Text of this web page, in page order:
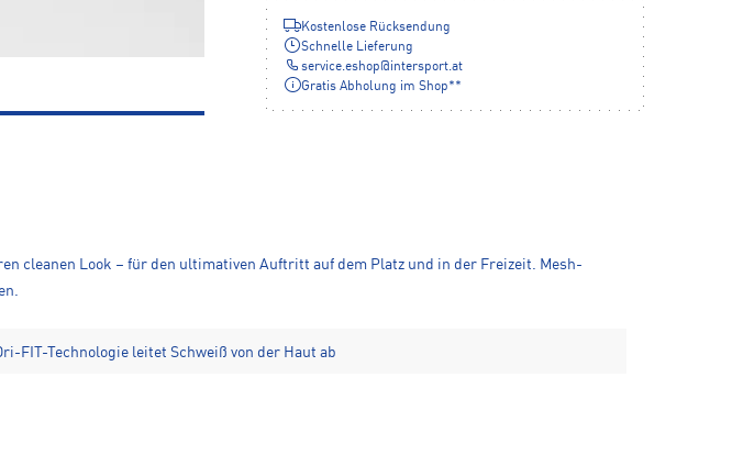
Kostenlose Rücksendung
Schnelle Lieferung
service.eshop@intersport.at
Gratis Abholung im Shop**
cleanen Look – für den ultimativen Auftritt auf dem Platz und in der Freizeit. Mesh-
FIT-Technologie leitet Schweiß von der Haut ab